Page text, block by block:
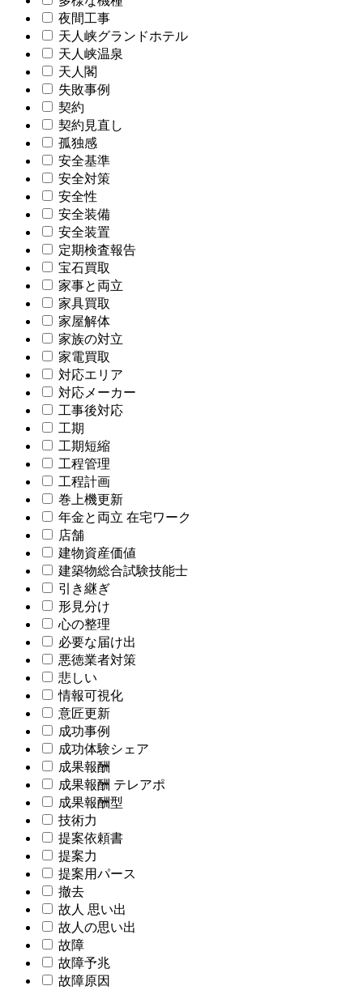
夜間工事
天人峡グランドホテル
天人峡温泉
天人閣
失敗事例
契約
契約見直し
孤独感
安全基準
安全対策
安全性
安全装備
安全装置
定期検査報告
宝石買取
家事と両立
家具買取
家屋解体
家族の対立
家電買取
対応エリア
対応メーカー
工事後対応
工期
工期短縮
工程管理
工程計画
巻上機更新
年金と両立 在宅ワーク
店舗
建物資産価値
建築物総合試験技能士
引き継ぎ
形見分け
心の整理
必要な届け出
悪徳業者対策
悲しい
情報可視化
意匠更新
成功事例
成功体験シェア
成果報酬
成果報酬 テレアポ
成果報酬型
技術力
提案依頼書
提案力
提案用パース
撤去
故人 思い出
故人の思い出
故障
故障予兆
故障原因